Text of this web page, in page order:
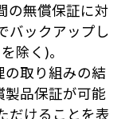
の無償保証に対
バックアップし
除く)。
の取り組みの結
製品保証が可能
だけることを表